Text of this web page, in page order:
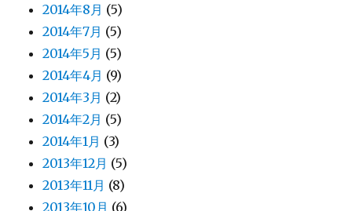
2014年8月 (5)
2014年7月 (5)
2014年5月 (5)
2014年4月 (9)
2014年3月 (2)
2014年2月 (5)
2014年1月 (3)
2013年12月 (5)
2013年11月 (8)
2013年10月 (6)